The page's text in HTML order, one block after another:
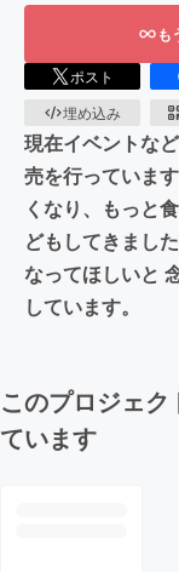
も
ポスト
埋め込み
現在イベントな
売を行っていま
くなり、もっと
どもしてきまし
なってほしいと
しています。
このプロジェ
ています